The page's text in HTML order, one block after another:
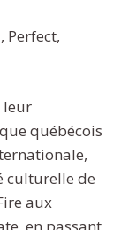
Perfect,
leur
québécois
culturelle de
aux
en passant